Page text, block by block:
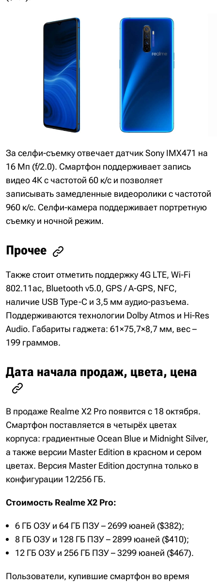
За селфи-съемку отвечает датчик Sony IMX471 на
16 Мп (f/2.0). Смартфон поддерживает запись
видео 4К с частотой 60 к/с и позволяет
записывать замедленные видеоролики с частотой
960 к/с. Селфи-камера поддерживает портретную
съемку и ночной режим.
Прочее
Также стоит отметить поддержку 4G LTE, Wi-Fi
802.11ac, Bluetooth v5.0, GPS / A-GPS, NFC,
наличие USB Type-C и 3,5 мм аудио-разъема.
Поддерживаются технологии Dolby Atmos и Hi-Res
Audio. Габариты гаджета: 61×75,7×8,7 мм, вес –
199 граммов.
Дата начала продаж, цвета, цена
В продаже Realme X2 Pro появится с 18 октября.
Смартфон поставляется в четырёх цветах
корпуса: градиентные Ocean Blue и Midnight Silver,
а также версии Master Edition в красном и сером
цветах. Версия Master Edition доступна только в
конфигурации 12/256 ГБ.
Стоимость Realme X2 Pro:
6 ГБ ОЗУ и 64 ГБ ПЗУ – 2699 юаней ($382);
8 ГБ ОЗУ и 128 ГБ ПЗУ – 2899 юаней ($410);
12 ГБ ОЗУ и 256 ГБ ПЗУ – 3299 юаней ($467).
Пользователи, купившие смартфон во время